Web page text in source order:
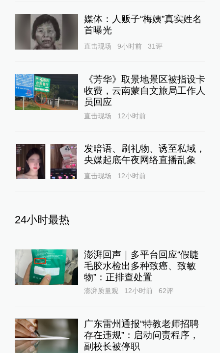
媒体：人贩子“梅姨”真实姓名
首曝光
直击现场 9小时前 31评
《芳华》取景地景区被指设卡
收费，云南蒙自文旅局工作人
员回应
直击现场 12小时前
发暗语、刷礼物、诱至私域，
央媒起底午夜网络直播乱象
直击现场 12小时前
24小时最热
澎湃回声｜多平台回应“假睫
毛胶水检出多种致癌、致敏
物”：正排查处置
澎湃质量观 12小时前 62评
广东雷州通报“特教老师招聘
存在违规”：启动问责程序，
副校长被停职